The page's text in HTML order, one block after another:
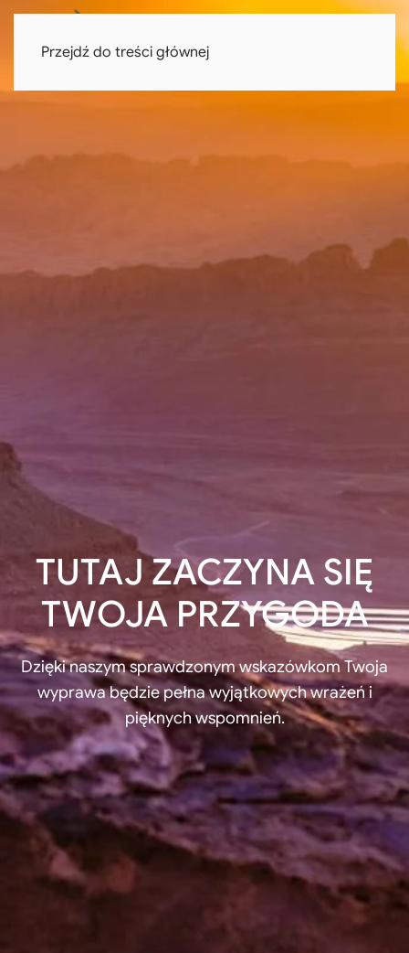
Przejdź do treści głównej
TUTAJ ZACZYNA SIĘ
TWOJA PRZYGODA
Dzięki naszym sprawdzonym wskazówkom Twoja
wyprawa będzie pełna wyjątkowych wrażeń i
pięknych wspomnień.